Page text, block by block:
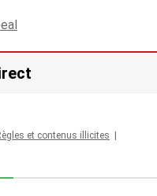
et contenus illicites |